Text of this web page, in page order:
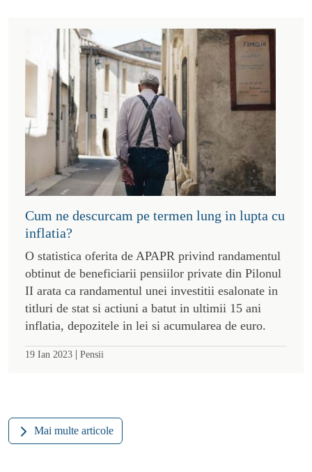
Cum ne descurcam pe termen lung in lupta cu
inflatia?
O statistica oferita de APAPR privind randamentul
obtinut de beneficiarii pensiilor private din Pilonul
II arata ca randamentul unei investitii esalonate in
titluri de stat si actiuni a batut in ultimii 15 ani
inflatia, depozitele in lei si acumularea de euro.
19 Ian 2023 | Pensii
Mai multe articole